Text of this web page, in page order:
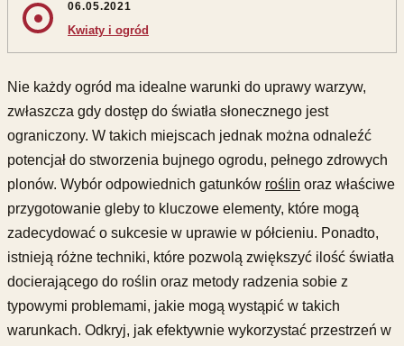
06.05.2021
Kwiaty i ogród
Nie każdy ogród ma idealne warunki do uprawy warzyw,
zwłaszcza gdy dostęp do światła słonecznego jest
ograniczony. W takich miejscach jednak można odnaleźć
potencjał do stworzenia bujnego ogrodu, pełnego zdrowych
plonów. Wybór odpowiednich gatunków roślin oraz właściwe
przygotowanie gleby to kluczowe elementy, które mogą
zadecydować o sukcesie w uprawie w półcieniu. Ponadto,
istnieją różne techniki, które pozwolą zwiększyć ilość światła
docierającego do roślin oraz metody radzenia sobie z
typowymi problemami, jakie mogą wystąpić w takich
warunkach. Odkryj, jak efektywnie wykorzystać przestrzeń w